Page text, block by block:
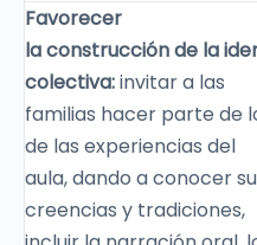
Favorecer
la construcción de la
colectiva:invitar a las
familias hacer parte de
de las experiencias del
aula, dando a conocer
creencias y tradiciones,